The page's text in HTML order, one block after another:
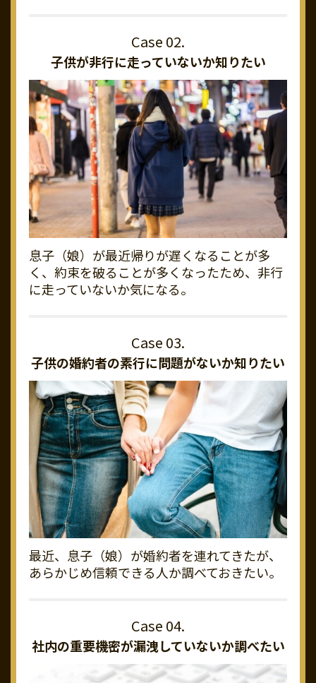
子供が非行に走っていないか知りたい
息子（娘）が最近帰りが遅くなることが多
く、約束を破ることが多くなったため、非行
に走っていないか気になる。
子供の婚約者の素行に問題がないか知りたい
最近、息子（娘）が婚約者を連れてきたが、
あらかじめ信頼できる人か調べておきたい。
社内の重要機密が漏洩していないか調べたい